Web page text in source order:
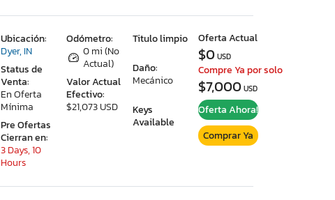
Odómetro:
0 mi (No
Actual)
Valor Actual
Efectivo:
$21,073 USD
Titulo limpio
Daño:
Mecánico
Keys
Available
Ubicación:
Dyer, IN
Status de
Venta:
En Oferta
Mínima
Pre Ofertas
Cierran en:
3 Days, 10
Hours
Oferta Actual
$0USD
Compre Ya por solo
$7,000USD
Oferta Ahora!
Comprar Ya